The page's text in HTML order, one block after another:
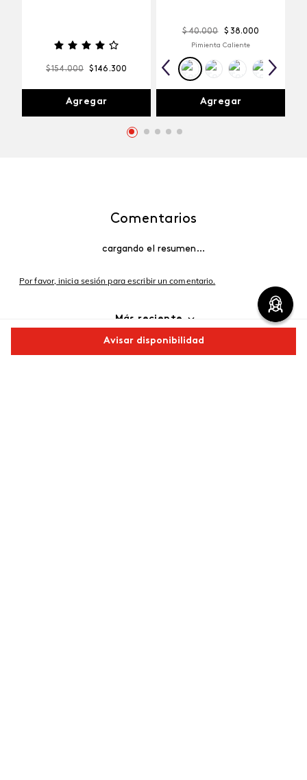
Avisar disponibilidad
$154.000 $146 .300
Agregar
$ 40.000 $ 38.000
Pimienta Caliente
Agregar
Comentarios
cargando el resumen…
Por favor, inicia sesión para escribir un comentario.
Más reciente
Cargando comentarios…